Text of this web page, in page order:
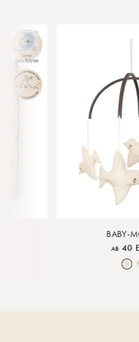
BABY-
AB 40